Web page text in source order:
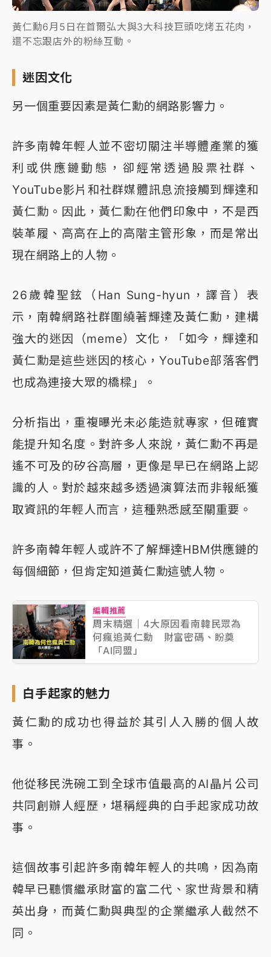
黃仁勳6月5日在首爾弘大與3大科技巨頭吃烤五花肉，
還不忘跟店外的粉絲互動。
迷因文化
另一個重要因素是黃仁勳的網路影響力。
許多南韓年輕人並不密切關注半導體產業的獲
利或供應鏈動態，卻經常透過股票社群、
YouTube影片和社群媒體訊息流接觸到輝達和
黃仁勳。因此，黃仁勳在他們印象中，不是西
裝革履、高高在上的高階主管形象，而是常出
現在網路上的人物。
26歲韓聖鉉（Han Sung-hyun，譯音）表
示，南韓網路社群圍繞著輝達及黃仁勳，建構
強大的迷因（meme）文化，「如今，輝達和
黃仁勳是這些迷因的核心，YouTube部落客們
也成為連接大眾的橋樑」。
分析指出，重複曝光未必能造就專家，但確實
能提升知名度。對許多人來說，黃仁勳不再是
遙不可及的矽谷高層，更像是早已在網路上認
識的人。對於越來越多透過演算法而非報紙獲
取資訊的年輕人而言，這種熟悉感至關重要。
許多南韓年輕人或許不了解輝達HBM供應鏈的
每個細節，但肯定知道黃仁勳這號人物。
編輯推薦
周末精選｜4大原因看南韓民眾為
何瘋追黃仁勳 財富密碼、盼奠
「AI同盟」
白手起家的魅力
黃仁勳的成功也得益於其引人入勝的個人故
事。
他從移民洗碗工到全球市值最高的AI晶片公司
共同創辦人經歷，堪稱經典的白手起家成功故
事。
這個故事引起許多南韓年輕人的共鳴，因為南
韓早已聽慣繼承財富的富二代、家世背景和精
英出身，而黃仁勳與典型的企業繼承人截然不
同。